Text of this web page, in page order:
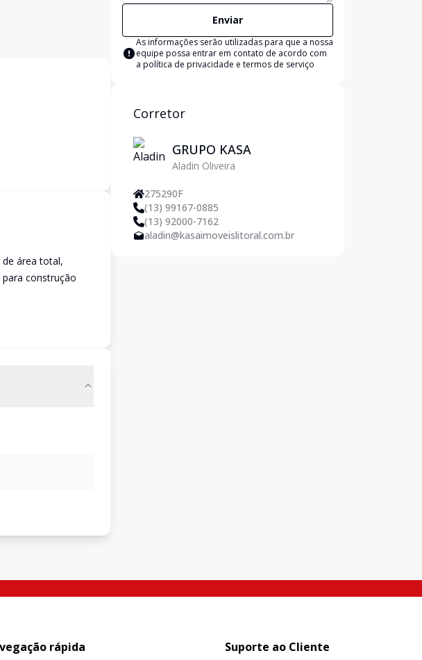
área total,
construção
Enviar
As informações serão utilizadas para que a nossa
equipe possa entrar em contato de acordo com
a política de privacidade e termos de serviço
Corretor
GRUPO KASA
Aladin Oliveira
275290F
(13) 99167-0885
(13) 92000-7162
aladin@kasaimoveislitoral.com.br
rápida Suporte ao Cliente